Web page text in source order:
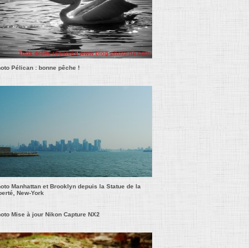
Pélican : bonne pêche !
Manhattan et Brooklyn depuis la Statue de la
New-York
Mise à jour Nikon Capture NX2